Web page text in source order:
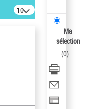
10
résultats/page
Ma
sélection
(0)